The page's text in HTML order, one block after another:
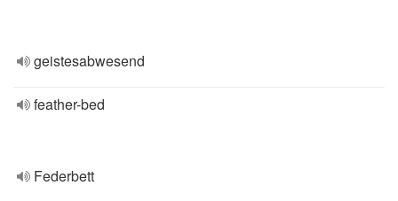
geistesabwesend
feather-bed
Federbett